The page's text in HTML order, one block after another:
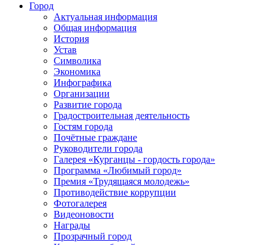
Город
Актуальная информация
Общая информация
История
Устав
Символика
Экономика
Инфографика
Организации
Развитие города
Градостроительная деятельность
Гостям города
Почётные граждане
Руководители города
Галерея «Курганцы - гордость города»
Программа «Любимый город»
Премия «Трудящаяся молодежь»
Противодействие коррупции
Фотогалерея
Видеоновости
Награды
Прозрачный город